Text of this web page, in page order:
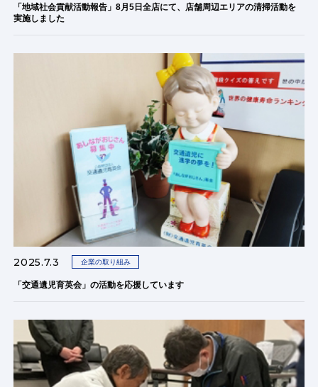
「地域社会貢献活動報告」8月5日全店にて、店舗周辺エリアの清掃活動を
実施しました
2025.7.3 企業の取り組み
「交通遺児育英会」の活動を応援しています